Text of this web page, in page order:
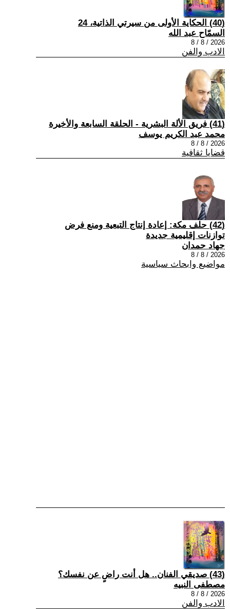
(40) الحكاية الأولى من سيرتي الذاتية، 24
السمّاح عبد الله
2026 / 8 / 8
الادب والفن
(41) فريق الألة البشرية - الحلقة السابعة والأخيرة
محمد عبد الكريم يوسف
2026 / 8 / 8
قضايا ثقافية
(42) حلف مكة: إعادة إنتاج التبعية ومنع فرض
توازنات إقليمية جديدة
جهاد حمدان
2026 / 8 / 8
مواضيع وابحاث سياسية
(43) صديقي الفنان.. هل أنت راضٍ عن نفسك؟
مصطفى النبيه
2026 / 8 / 8
الادب والفن